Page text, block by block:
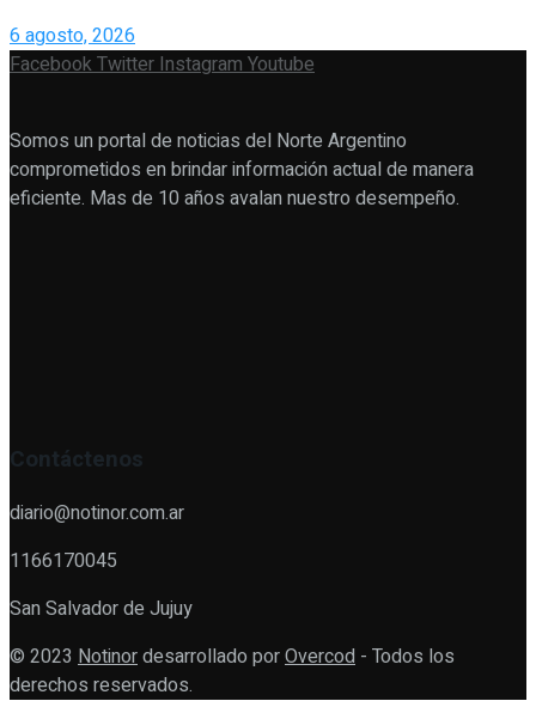
6 agosto, 2026
FacebookTwitterInstagramYoutube
Somos un portal de noticias del Norte Argentino
comprometidos en brindar información actual de manera
eficiente. Mas de 10 años avalan nuestro desempeño.
Contáctenos
diario@notinor.com.ar
1166170045
San Salvador de Jujuy
© 2023 Notinordesarrollado porOvercod - Todos los
derechos reservados.